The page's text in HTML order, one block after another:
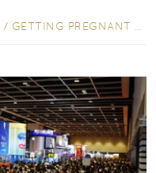
/ GETTING PREGNANT